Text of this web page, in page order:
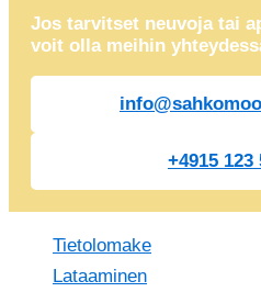
Jos tarvitset neuvoja tai
voit olla meihin
+4915 123
Tietolomake
Lataaminen